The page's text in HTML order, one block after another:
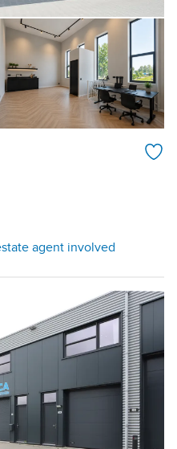
agent involved